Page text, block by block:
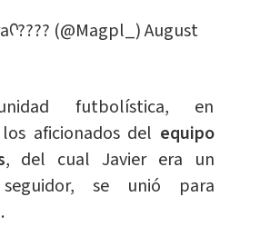
(@Magpl_)August
futbolística, en
aficionados del equipo
, del cual Javier era un
se unió para